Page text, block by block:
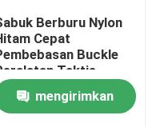
Berburu Nylon
Cepat
Buckle
Taktis
Molle
Sabuk Taktis
Pria
mengirimkan